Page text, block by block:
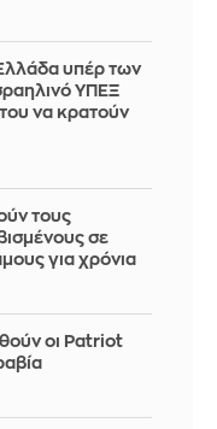
υπέρ των
ΥΠΕΞ
να κρατούν
τους
σε
για χρόνια
οι Patriot